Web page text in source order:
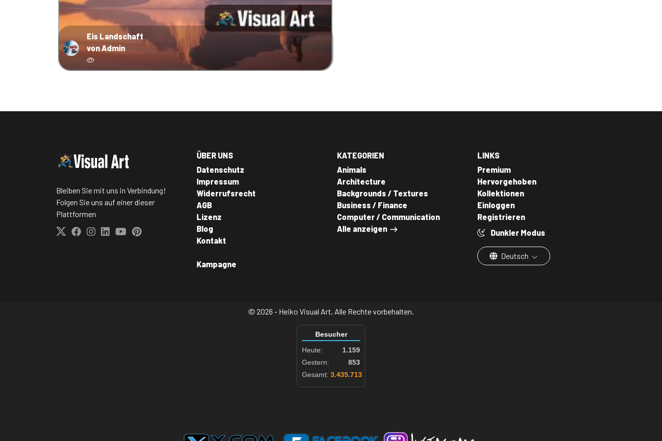
Eis Landschaft
von Admin
Bleiben Sie mit uns in Verbindung!
Folgen Sie uns auf einer dieser
Plattformen
ÜBER UNS
Datenschutz
Impressum
Widerrufsrecht
AGB
Lizenz
Blog
Kontakt
Kampagne
KATEGORIEN
Animals
Architecture
Backgrounds / Textures
Business / Finance
Computer / Communication
Alle anzeigen
LINKS
Premium
Hervorgehoben
Kollektionen
Einloggen
Registrieren
Dunkler Modus
Deutsch
© 2026 - Heiko Visual Art, Alle Rechte vorbehalten.
Besucher
Heute:
1.159
Gestern:
853
Gesamt: 3.435.713